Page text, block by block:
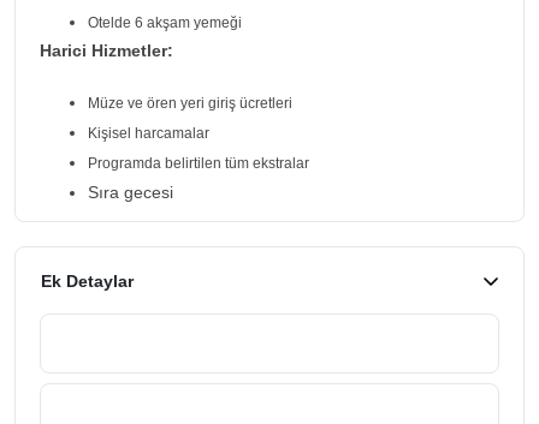
Otelde 6 akşam yemeği
Harici Hizmetler:
Müze ve ören yeri giriş ücretleri
Kişisel harcamalar
Programda belirtilen tüm ekstralar
Sıra gecesi
Ek Detaylar